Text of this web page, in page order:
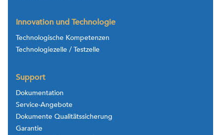
Innovation und Technologie
Technologische Kompetenzen
Technologiezelle / Testzelle
Support
Dokumentation
Service-Angebote
Dokumente Qualitätssicherung
Garantie